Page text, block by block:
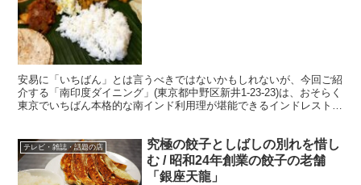
安易に「いちばん」とは言うべきではないかもしれないが、今回ご紹
介する「南印度ダイニング」(東京都中野区新井1-23-23)は、おそらく
東京でいちばん本格的な南インド利用理が堪能できるインドレストラ
テレビ・雑誌・話題の店
究極の餃子としばしの別れを惜し
む / 昭和24年創業の餃子の老舗
「銀座天龍」